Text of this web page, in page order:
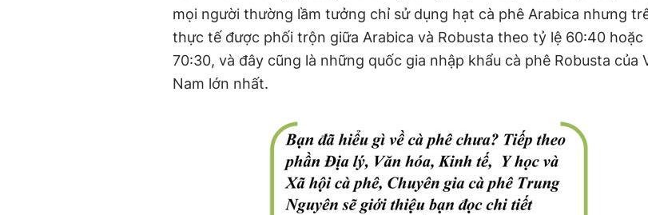
mọi người thường lầm tưởng chỉ sử dụng hạt cà phê Arabica nhưng
thực tế được phối trộn giữa Arabica và Robusta theo tỷ lệ 60:40 hoặc
70:30, và đây cũng là những quốc gia nhập khẩu cà phê Robusta của
Nam lớn nhất.